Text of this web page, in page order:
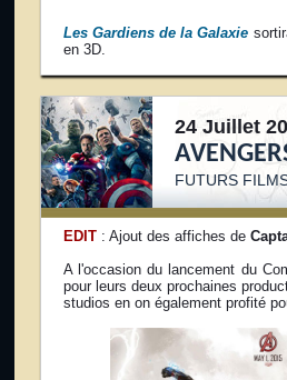
Les Gardiens de la Galaxie
en 3D.
24 Juillet
FUTURS
EDIT: Ajout des affiches de
A l'occasion du lancement du
pour leurs deux prochaines
studios en on également profité